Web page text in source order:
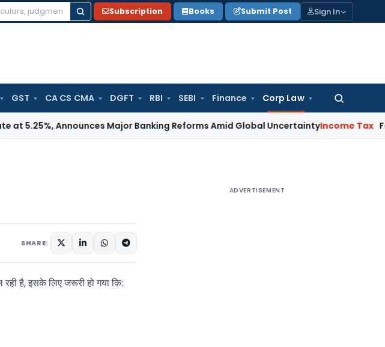
Subscription Books Submit Post Sign In
GST CA CS CMA DGFT RBI SEBI Finance Corp Law
Search
Announces Major Banking Reforms Amid Global UncertaintyIncome Tax Family
SHARE:
है, इसके लिए जरूरी हो गया कि:
ADVERTISEMENT